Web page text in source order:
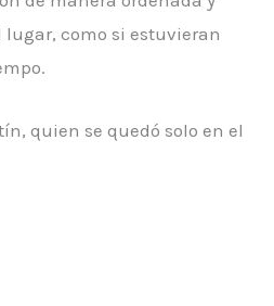
como si estuvieran
quien se quedó solo en el